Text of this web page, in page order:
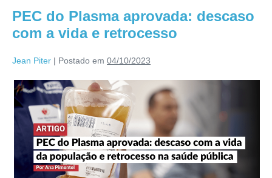
PEC do Plasma aprovada: descaso
com a vida e retrocesso
Jean Piter | Postado em 04/10/2023